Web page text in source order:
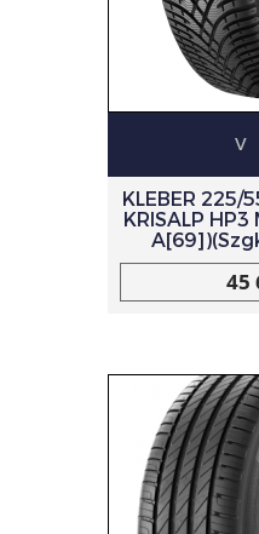
V
KLEBER 225/
KRISALP HP3
45